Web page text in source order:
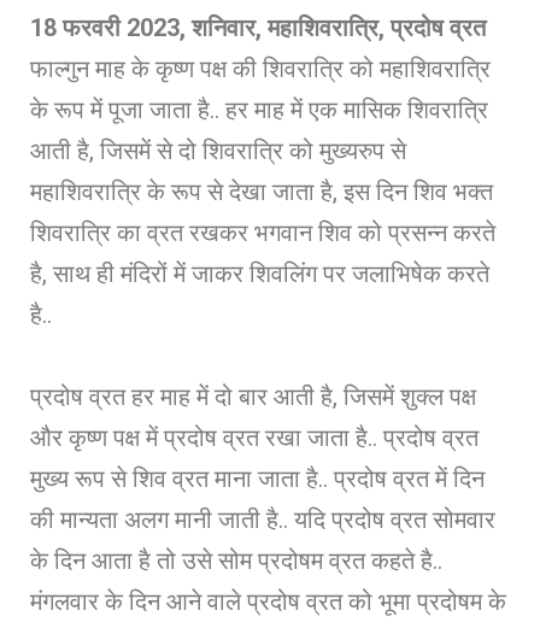
18 फरवरी 2023, शनिवार, महाशिवरात्रि, प्रदोष व्रत
फाल्गुन माह के कृष्ण पक्ष की शिवरात्रि को महाशिवरात्रि
के रूप में पूजा जाता है.. हर माह में एक मासिक शिवरात्रि
आती है, जिसमें से दो शिवरात्रि को मुख्यरुप से
महाशिवरात्रि के रूप से देखा जाता है, इस दिन शिव भक्त
शिवरात्रि का व्रत रखकर भगवान शिव को प्रसन्न करते
है, साथ ही मंदिरों में जाकर शिवलिंग पर जलाभिषेक करते
है..
प्रदोष व्रत हर माह में दो बार आती है, जिसमें शुक्ल पक्ष
और कृष्ण पक्ष में प्रदोष व्रत रखा जाता है.. प्रदोष व्रत
मुख्य रूप से शिव व्रत माना जाता है.. प्रदोष व्रत में दिन
की मान्यता अलग मानी जाती है.. यदि प्रदोष व्रत सोमवार
के दिन आता है तो उसे सोम प्रदोषम व्रत कहते है..
मंगलवार के दिन आने वाले प्रदोष व्रत को भूमा प्रदोषम के